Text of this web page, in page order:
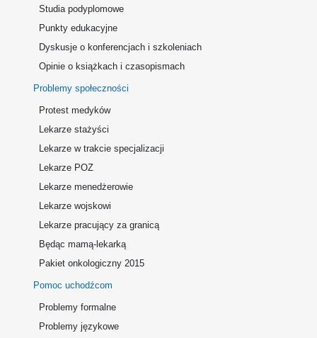
Studia podyplomowe
Punkty edukacyjne
Dyskusje o konferencjach i szkoleniach
Opinie o książkach i czasopismach
Problemy społeczności
Protest medyków
Lekarze stażyści
Lekarze w trakcie specjalizacji
Lekarze POZ
Lekarze menedżerowie
Lekarze wojskowi
Lekarze pracujący za granicą
Będąc mamą-lekarką
Pakiet onkologiczny 2015
Pomoc uchodźcom
Problemy formalne
Problemy językowe